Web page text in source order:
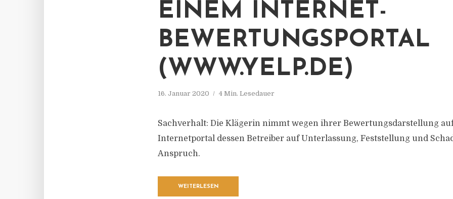
EINEM INTERNET-
BEWERTUNGSPORTAL
(WWW.YELP.DE)
16. Januar 2020 4 Min. Lesedauer
Sachverhalt: Die Klägerin nimmt wegen ihrer Bewertungsdarstellung
Internetportal dessen Betreiber auf Unterlassung, Feststellung und
Anspruch.
WEITERLESEN